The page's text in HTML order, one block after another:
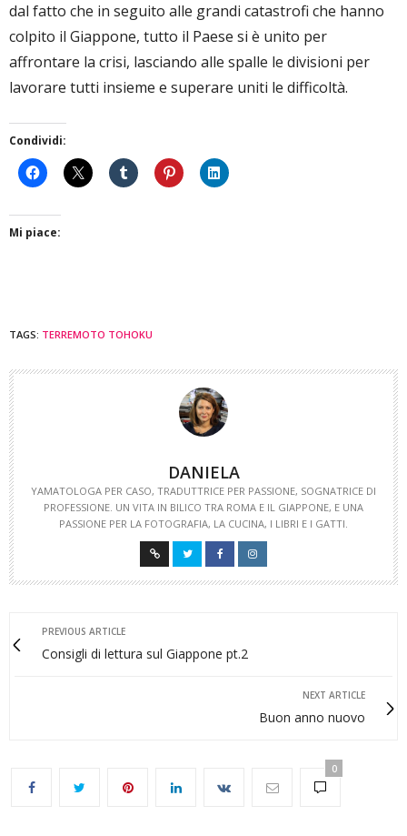
dal fatto che in seguito alle grandi catastrofi che hanno
colpito il Giappone, tutto il Paese si è unito per
affrontare la crisi, lasciando alle spalle le divisioni per
lavorare tutti insieme e superare uniti le difficoltà.
Condividi:
Mi piace:
TAGS: TERREMOTO TOHOKU
DANIELA
YAMATOLOGA PER CASO, TRADUTTRICE PER PASSIONE, SOGNATRICE DI
PROFESSIONE. UN VITA IN BILICO TRA ROMA E IL GIAPPONE, E UNA
PASSIONE PER LA FOTOGRAFIA, LA CUCINA, I LIBRI E I GATTI.
PREVIOUS ARTICLE
Consigli di lettura sul Giappone pt.2
NEXT ARTICLE
Buon anno nuovo
0